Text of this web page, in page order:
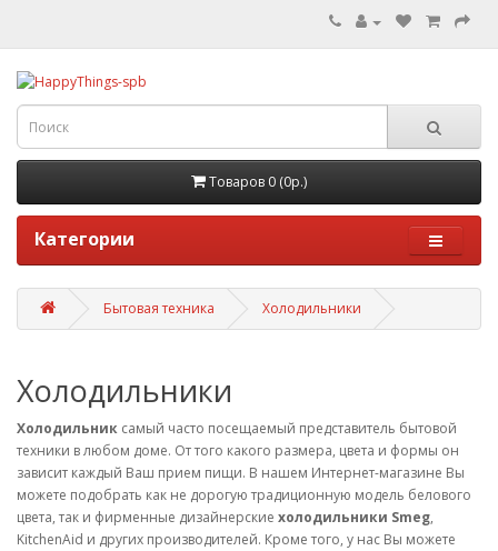
Товаров 0 (0р.)
Категории
Бытовая техника Холодильники
Холодильники
Холодильник самый часто посещаемый представитель бытовой
техники в любом доме. От того какого размера, цвета и формы он
зависит каждый Ваш прием пищи. В нашем Интернет-магазине Вы
можете подобрать как не дорогую традиционную модель белового
цвета, так и фирменные дизайнерские холодильники Smeg,
KitchenAid и других производителей. Кроме того, у нас Вы можете